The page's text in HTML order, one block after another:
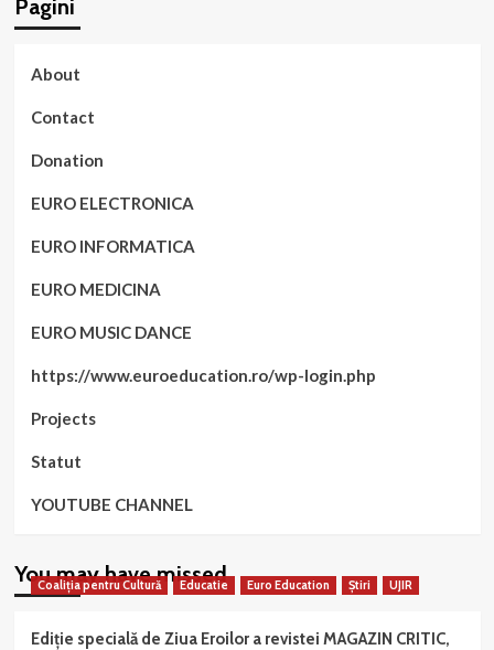
Pagini
About
Contact
Donation
EURO ELECTRONICA
EURO INFORMATICA
EURO MEDICINA
EURO MUSIC DANCE
https://www.euroeducation.ro/wp-login.php
Projects
Statut
YOUTUBE CHANNEL
You may have missed
Coaliția pentru Cultură Educatie Euro Education Știri UJIR
Ediție specială de Ziua Eroilor a revistei MAGAZIN CRITIC,